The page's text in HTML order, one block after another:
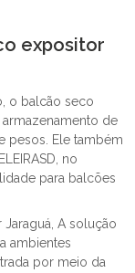
expositor
o balcão seco
de
pesos. Ele também
no
para balcões
A solução
ambientes
por meio da